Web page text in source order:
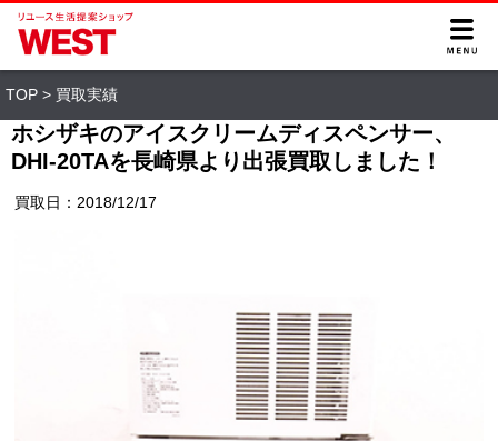
TOP > 買取実績
ホシザキのアイスクリームディスペンサー、
DHI-20TAを長崎県より出張買取しました！
買取日：2018/12/17